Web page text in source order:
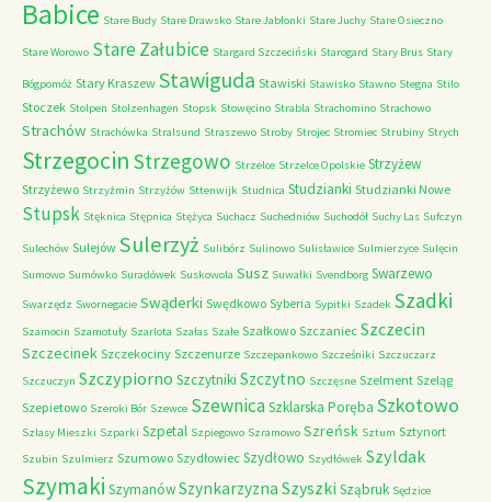
Babice Stare Budy Stare Drawsko Stare Jabłonki Stare Juchy Stare Osieczno
Stare Worowo Stare Załubice Stargard Szczeciński Starogard Stary Brus Stary
Bógpomóż Stary Kraszew Stawiguda Stawiski Stawisko Stawno Stegna Stilo
Stoczek Stolpen Stolzenhagen Stopsk Stowęcino Strabla Strachomino Strachowo
Strachów Strachówka Stralsund Straszewo Stroby Strojec Stromiec Strubiny Strych
Strzegocin Strzegowo Strzelce Strzelce Opolskie Strzyżew
Strzyżewo Strzyżmin Strzyżów Sttenwijk Studnica Studzianki Studzianki Nowe
Stupsk Stęknica Stępnica Stężyca Suchacz Suchedniów Suchodół Suchy Las Sufczyn
Sulechów Sulejów Sulerzyż Sulibórz Sulinowo Sulisławice Sulmierzyce Sulęcin
Sumowo Sumówko Suradówek Suskowola Susz Suwałki Svendborg Swarzewo
Swarzędz Swornegacie Swąderki Swędkowo Syberia Sypitki Szadek Szadki
Szamocin Szamotuły Szarlota Szałas Szałe Szałkowo Szczaniec Szczecin
Szczecinek Szczekociny Szczenurze Szczepankowo Szcześniki Szczuczarz
Szczuczyn Szczypiorno Szczytniki Szczytno Szczęsne Szelment Szeląg
Szepietowo Szeroki Bór Szewce SzewnicaSzklarska Poręba Szkotowo
Szlasy Mieszki Szparki Szpetal Szpiegowo Szramowo Szreńsk Sztum Sztynort
Szubin Szulmierz Szumowo Szydłowiec Szydłowo Szydłówek Szyldak
Szymaki SzymanówSzynkarzyzna Szyszki Sząbruk Sędzice